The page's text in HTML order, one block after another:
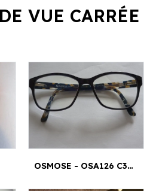
VUE CARRÉE
OSMOSE - OSA126 C3 54□15-140